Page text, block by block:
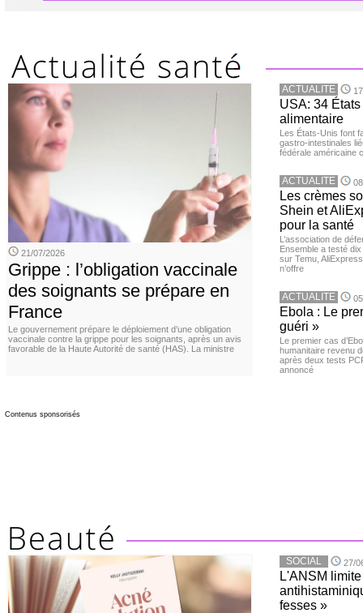
21/07/2026
Grippe : l’obligation vaccinale
des soignants se prépare en
France
Le gouvernement prépare le déploiement d’une obligation
vaccinale contre la grippe pour les soignants, après un avis
favorable de la Haute Autorité de santé (HAS). La ministre
ACTUALITE
USA: 34
alimentaire
Les États-Unis font
gastro-intestinales
fédérale américaine
ACTUALITE
Les crèmes
Shein et
pour la santé
L’association de
Ensemble a testé
sur Temu,
n’offre
ACTUALITE
Ebola : Le
guéri »
Le premier cas
humanitaire revenu
après deux tests
annoncé
Contenus sponsorisés
SOCIAL 27/
L'ANSM
fesses »